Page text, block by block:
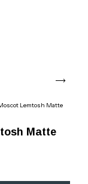
Lemtosh Matte
Matte